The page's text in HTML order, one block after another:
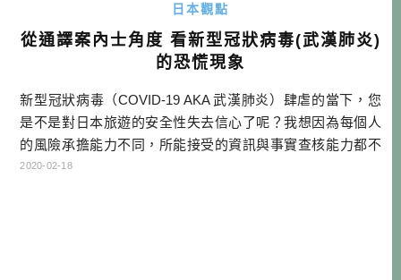
日本觀點
從通譯案內士角度 看新型冠狀病毒(武漢肺炎)
的恐慌現象
新型冠狀病毒（COVID-19 AKA 武漢肺炎）肆虐的當下，您
是不是對日本旅遊的安全性失去信心了呢？我想因為每個人
的風險承擔能力不同，所能接受的資訊與事實查核能力都不
同，再來真正相信來源也不同的情況下，很難有一個真正符
2020-02-18